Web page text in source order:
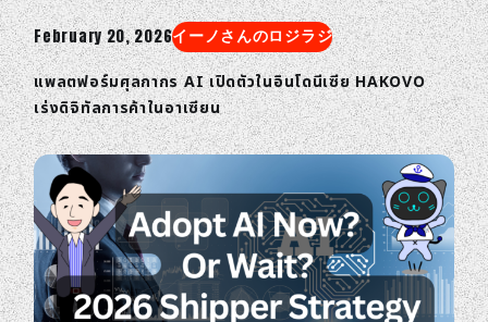
February 20, 2026イーノさんのロジラジ
แพลตฟอร์มศุลกากร AI เปิดตัวในอินโดนีเซีย HAKOVO
เร่งดิจิทัลการค้าในอาเซียน